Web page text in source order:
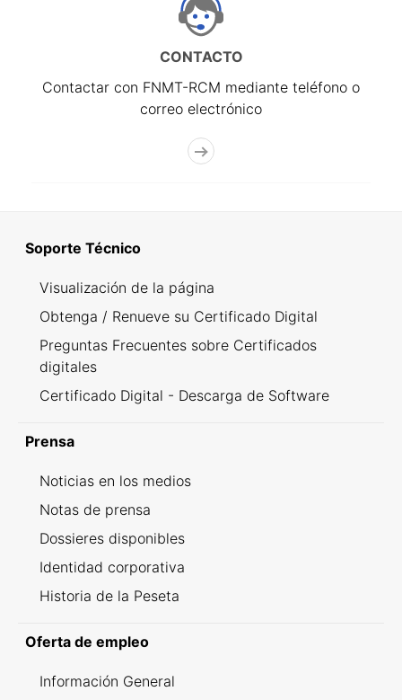
CONTACTO
Contactar con FNMT-RCM mediante teléfono o
correo electrónico
Soporte Técnico
Visualización de la página
Obtenga / Renueve su Certificado Digital
Preguntas Frecuentes sobre Certificados
digitales
Certificado Digital - Descarga de Software
Prensa
Noticias en los medios
Notas de prensa
Dossieres disponibles
Identidad corporativa
Historia de la Peseta
Oferta de empleo
Información General